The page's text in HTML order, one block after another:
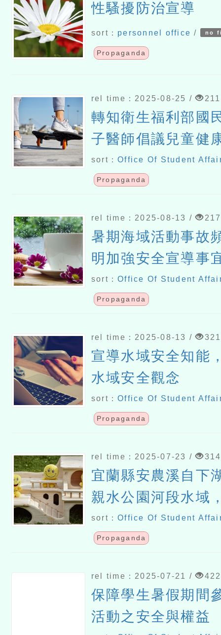
性騷擾防治宣導
sort： personnel office / no
Propaganda
rel time：2025-08-25 / 211
轉知衛生福利部國
子醫師倡議兒童健
版)」及「柚子醫師
體位(精華版)」影
sort：Office Of Student
Propaganda
rel time：2025-08-13 / 217
暑期海域活動事故
明加強安全宣導事
sort：Office Of Student
Propaganda
rel time：2025-08-13 / 321
宣導水域安全知能
水域安全觀念
sort：Office Of Student
Propaganda
rel time：2025-07-23 / 314
宜蘭縣安農溪自下
親水公園河段水域
事泛舟活動
sort：Office Of Student
Propaganda
rel time：2025-07-21 / 422
保障學生暑假期間
活動之安全與權益